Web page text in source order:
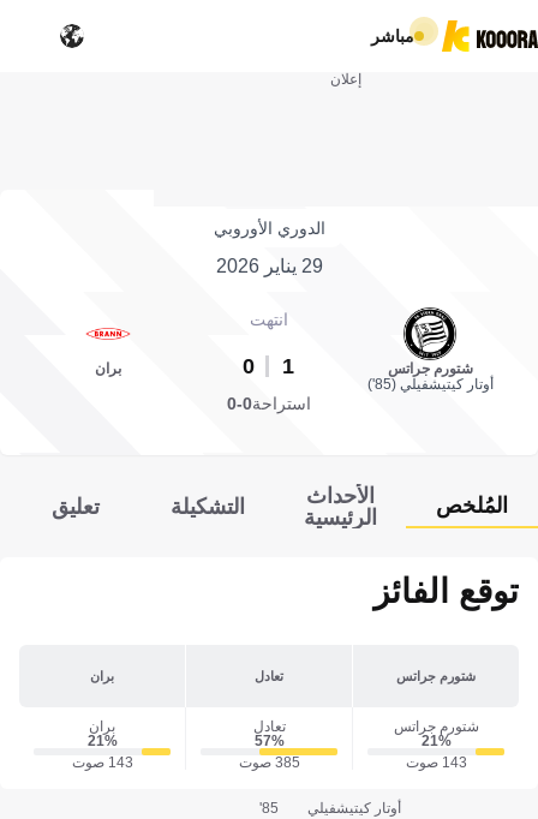
مباشر
إعلان
الدوري الأوروبي
29 يناير 2026
شتورم جراتس
أوتار كيتيشفيلي (85')
انتهت
1
0 بران
استراحة0-0
المُلخص
الأحداث
الرئيسية
التشكيلة تعليق
توقع الفائز
شتورم جراتس تعادل بران
شتورم جراتس
21‎%‎
143 صوت
تعادل
57‎%‎
385 صوت
بران
21‎%‎
143 صوت
أوتار كيتيشفيلي 85'